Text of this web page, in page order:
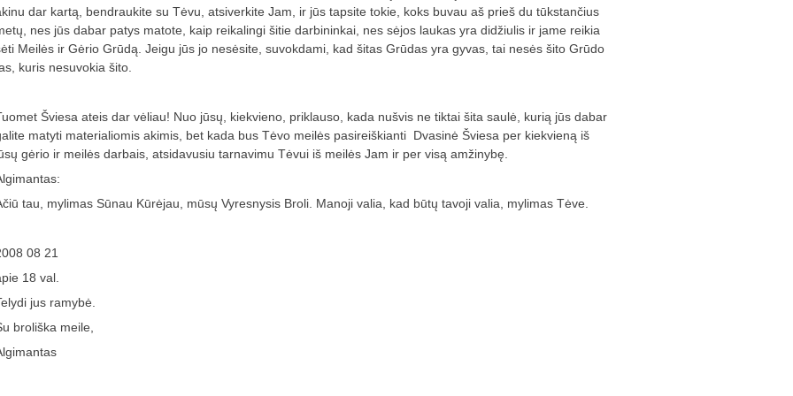
dar kartą, bendraukite su Tėvu, atsiverkite Jam, ir jūs tapsite tokie, koks buvau aš prieš du tūkstančius
nes jūs dabar patys matote, kaip reikalingi šitie darbininkai, nes sėjos laukas yra didžiulis ir jame reikia
Meilės ir Gėrio Grūdą. Jeigu jūs jo nesėsite, suvokdami, kad šitas Grūdas yra gyvas, tai nesės šito Grūdo
kuris nesuvokia šito.
Šviesa ateis dar vėliau! Nuo jūsų, kiekvieno, priklauso, kada nušvis ne tiktai šita saulė, kurią jūs dabar
matyti materialiomis akimis, bet kada bus Tėvo meilės pasireiškianti Dvasinė Šviesa per kiekvieną iš
gėrio ir meilės darbais, atsidavusiu tarnavimu Tėvui iš meilės Jam ir per visą amžinybę.
tau, mylimas Sūnau Kūrėjau, mūsų Vyresnysis Broli. Manoji valia, kad būtų tavoji valia, mylimas Tėve.
08 21
18 val.
jus ramybė.
broliška meile,